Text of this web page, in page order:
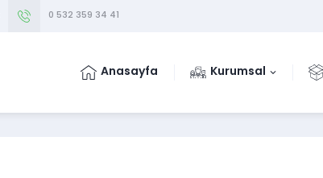
0 532 359 34 41
Anasayfa Kurumsal